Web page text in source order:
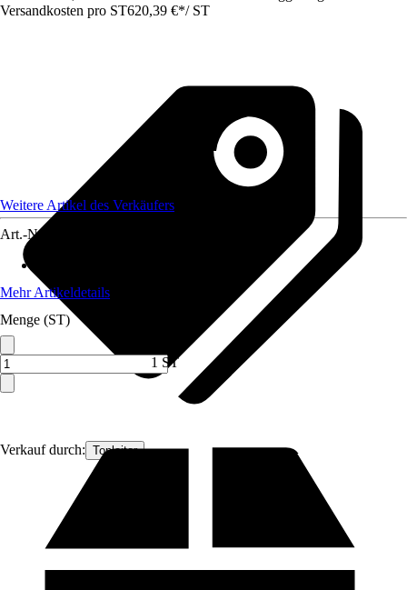
Versandkosten pro ST620,39 €*/ ST
Verkauf durch: Topleiter
Weitere Artikel des Verkäufers
Art.-Nr.
Mehr Artikeldetails
Menge (ST)
1 ST